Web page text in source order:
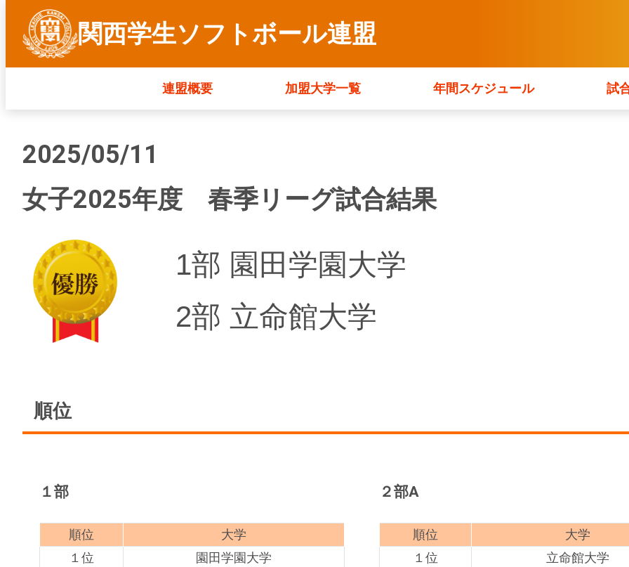
関西学生ソフトボール連盟
連盟概要 加盟大学一覧 年間スケジュール 試
2025/05/11
女子2025年度 春季リーグ試合結果
1部 園田学園大学
2部 立命館大学
順位
１部
順位
大学
１位
園田学園大学
２部A
順位
大学
１位
立命館大学